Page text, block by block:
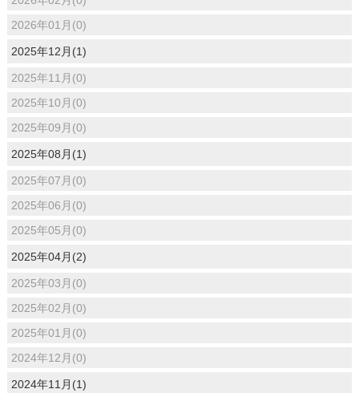
2026年01月(0)
2025年12月(1)
2025年11月(0)
2025年10月(0)
2025年09月(0)
2025年08月(1)
2025年07月(0)
2025年06月(0)
2025年05月(0)
2025年04月(2)
2025年03月(0)
2025年02月(0)
2025年01月(0)
2024年12月(0)
2024年11月(1)